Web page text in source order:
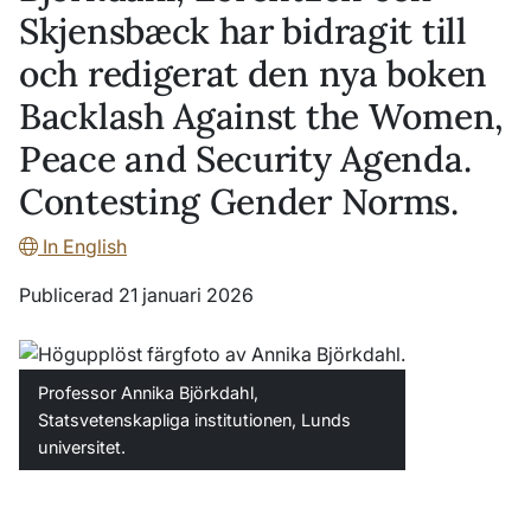
Skjensbæck har bidragit till
och redigerat den nya boken
Backlash Against the Women,
Peace and Security Agenda.
Contesting Gender Norms.
In English
Publicerad 21 januari 2026
Professor Annika Björkdahl,
Statsvetenskapliga institutionen, Lunds
universitet.